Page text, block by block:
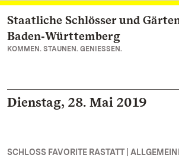
Zum Hauptinhalt springen
Staatliche Schlösser und
Baden‑Württemberg
KOMMEN. STAUNEN. GENIESSEN.
Dienstag, 28. Mai 2019
SCHLOSS FAVORITE RASTATT |